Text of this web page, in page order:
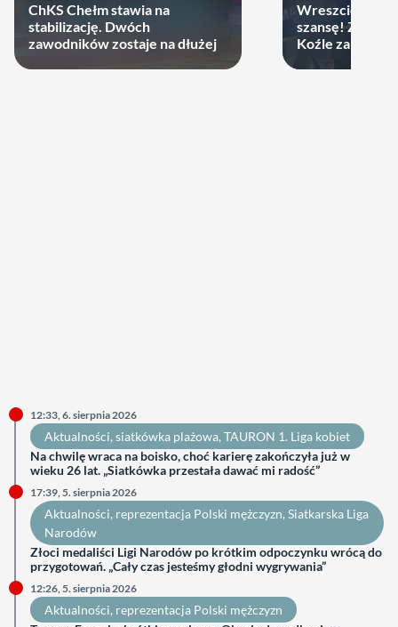
ChKS Chełm stawia na
stabilizację. Dwóch
zawodników zostaje na dłużej
Wreszcie
szansę!
Koźle
12:33, 6. sierpnia 2026
Aktualności, siatkówka plażowa, TAURON 1. Liga kobiet
Na chwilę wraca na boisko, choć karierę zakończyła już w
wieku 26 lat. „Siatkówka przestała dawać mi radość”
17:39, 5. sierpnia 2026
Aktualności, reprezentacja Polski mężczyzn, Siatkarska Liga
Narodów
Złoci medaliści Ligi Narodów po krótkim odpoczynku wrócą do
przygotowań. „Cały czas jesteśmy głodni wygrywania”
12:26, 5. sierpnia 2026
Aktualności, reprezentacja Polski mężczyzn